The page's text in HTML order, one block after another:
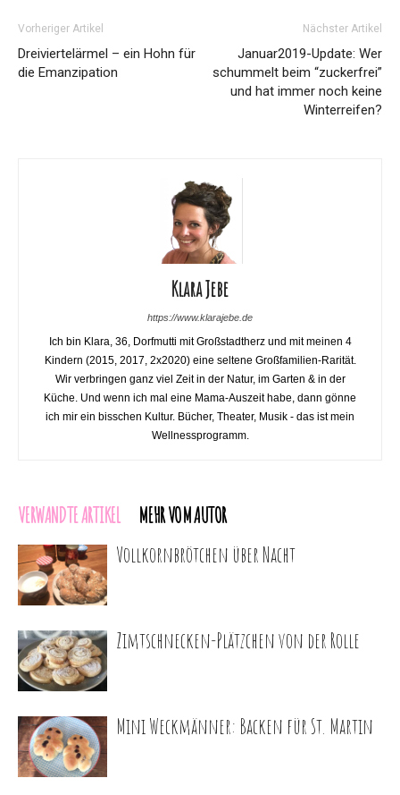
Vorheriger Artikel
Dreiviertelärmel – ein Hohn für
die Emanzipation
Nächster Artikel
Januar2019-Update: Wer
schummelt beim “zuckerfrei”
und hat immer noch keine
Winterreifen?
Klara Jebe
https://www.klarajebe.de
Ich bin Klara, 36, Dorfmutti mit Großstadtherz und mit meinen 4
Kindern (2015, 2017, 2x2020) eine seltene Großfamilien-Rarität.
Wir verbringen ganz viel Zeit in der Natur, im Garten & in der
Küche. Und wenn ich mal eine Mama-Auszeit habe, dann gönne
ich mir ein bisschen Kultur. Bücher, Theater, Musik - das ist mein
Wellnessprogramm.
VERWANDTE ARTIKEL
MEHR VOM AUTOR
Vollkornbrötchen über Nacht
Zimtschnecken-Plätzchen von der Rolle
Mini Weckmänner: Backen für St. Martin